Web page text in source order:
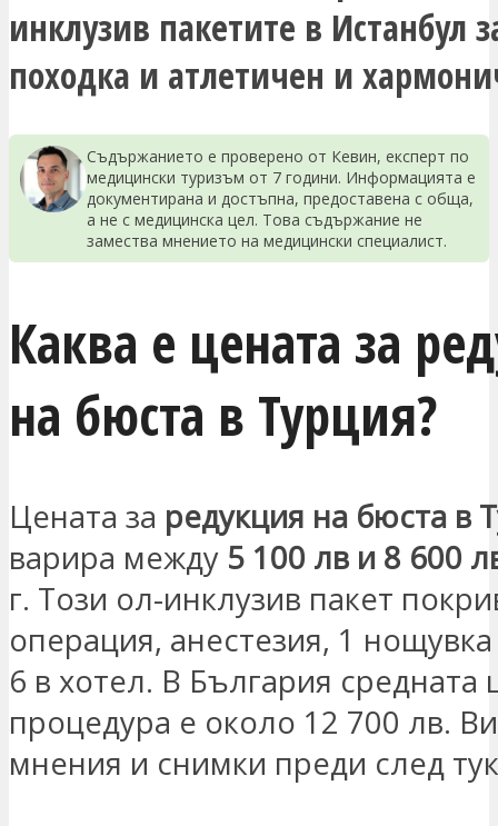
инклузив пакетите в Истанбул
походка и атлетичен и
Съдържанието е проверено от Кевин, експерт по
медицински туризъм от 7 години. Информацията е
документирана и достъпна, предоставена с обща,
а не с медицинска цел. Това съдържание не
замества мнението на медицински специалист.
Каква е цената за
на бюста в Турция?
Цената за редукция на бюста в
варира между 5 100 лв и 8 600
г. Този ол-инклузив пакет
операция, анестезия, 1
6 в хотел. В България средната
процедура е около 12 700 лв.
мнения и снимки преди след